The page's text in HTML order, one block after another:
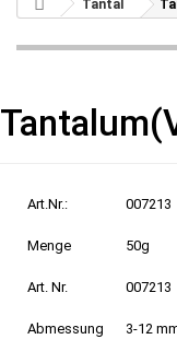
Tantal
Art.Nr.: 007213
Menge 50g
Art. Nr. 007213
Abmessung 3-12